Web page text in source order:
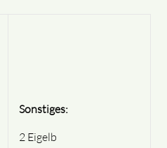
Sonstiges:
2 Eigelb